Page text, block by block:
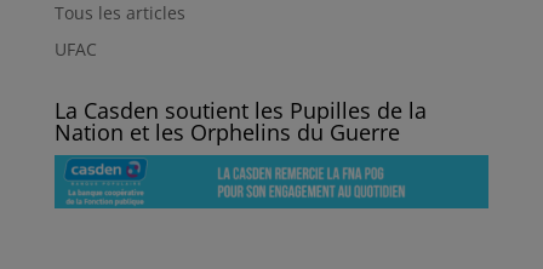
Tous les articles
UFAC
La Casden soutient les Pupilles de la
Nation et les Orphelins du Guerre